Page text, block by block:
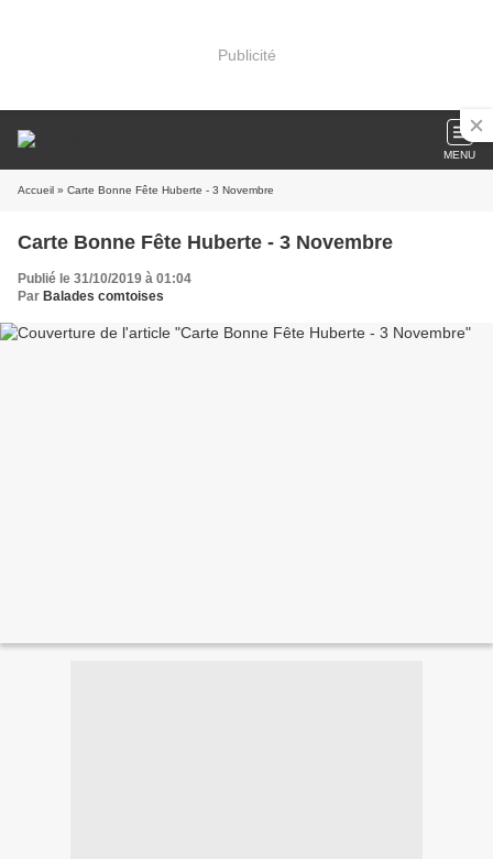
Publicité
MENU
Accueil » Carte Bonne Fête Huberte - 3 Novembre
Carte Bonne Fête Huberte - 3 Novembre
Publié le 31/10/2019 à 01:04
Par Balades comtoises